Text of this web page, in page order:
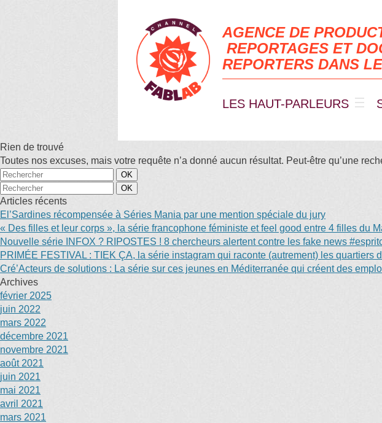
AGENCE DE
REPORTAGES ET
REPORTERS DANS
LES HAUT-PARLEURS
Rien de trouvé
Toutes nos excuses, mais votre requête n’a donné aucun résultat. Peut-être qu’une
Articles récents
El’Sardines récompensée à Séries Mania par une mention spéciale du jury
« Des filles et leur corps », la série francophone féministe et feel good entre 4 filles du
Nouvelle série INFOX ? RIPOSTES ! 8 chercheurs alertent contre les fake news
PRIMÉE FESTIVAL : TIEK ÇA, la série instagram qui raconte (autrement) les quartiers
Cré’Acteurs de solutions : La série sur ces jeunes en Méditerranée qui créent des
Archives
février 2025
juin 2022
mars 2022
décembre 2021
novembre 2021
août 2021
juin 2021
mai 2021
avril 2021
mars 2021